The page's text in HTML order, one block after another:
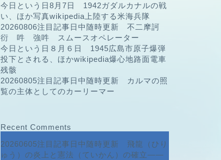
今日という日8月7日 1942ガダルカナルの戦
い、ほか写真wikipedia上陸する米海兵隊
20260806注目記事日中随時更新 不二摩訶
衍 吽 強吽 スムースオペレーター
今日という日８月６日 1945広島市原子爆弾
投下とされる、ほかwikipedia爆心地路面電車
残骸
20260805注目記事日中随時更新 カルマの照
覧の主体としてのカーリーマー
Recent Comments
20260605注目記事日中随時更新 飛龍（ひり
ゅう）の炎上と憲法（ていかん）の確立――